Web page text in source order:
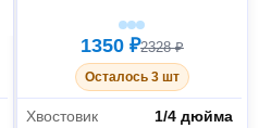
1350 ₽2328 ₽
Осталось 3 шт
Хвостовик
1/4 дюйма